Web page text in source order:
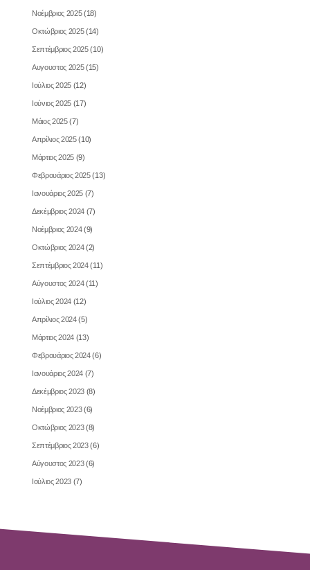
Νοέμβριος 2025(18)
Οκτώβριος 2025(14)
Σεπτέμβριος 2025(10)
Αυγουστος 2025(15)
Ιούλιος 2025 (12)
Ιούνιος 2025 (17)
Μάιος 2025(7)
Απρίλιος 2025(10)
Μάρτιος 2025 (9)
Φεβρουάριος 2025(13)
Ιανουάριος 2025 (7)
Δεκέμβριος 2024 (7)
Νοέμβριος 2024(9)
Οκτώβριος 2024(2)
Σεπτέμβριος 2024(11)
Αύγουστος 2024(11)
Ιούλιος 2024 (12)
Απρίλιος 2024(5)
Μάρτιος 2024 (13)
Φεβρουάριος 2024(6)
Ιανουάριος 2024 (7)
Δεκέμβριος 2023 (8)
Νοέμβριος 2023(6)
Οκτώβριος 2023(8)
Σεπτέμβριος 2023(6)
Αύγουστος 2023(6)
Ιούλιος 2023 (7)